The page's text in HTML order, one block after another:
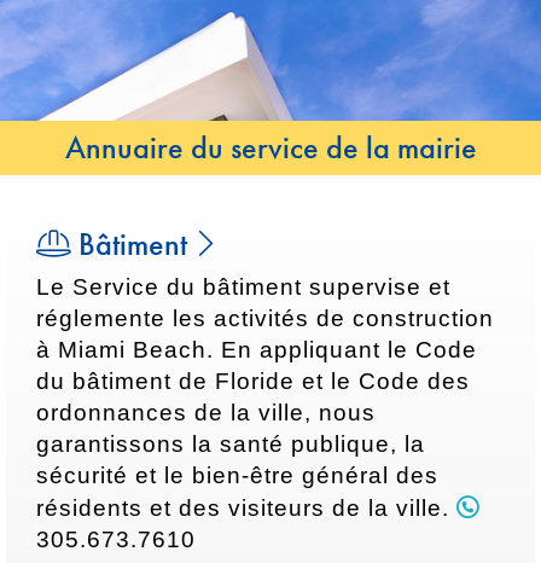
Passer
contenu
Passer
contenu
Annuaire du service de la mairie
Bâtiment
Le Service du bâtiment supervise et
réglemente les activités de construction
à Miami Beach. En appliquant le Code
du bâtiment de Floride et le Code des
ordonnances de la ville, nous
garantissons la santé publique, la
sécurité et le bien-être général des
résidents et des visiteurs de la ville.
305.673.7610